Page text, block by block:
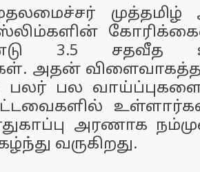
முத்தமிழ்
3.5 சதவீத
அதன்
பல
அரணாக
வருகிறது.